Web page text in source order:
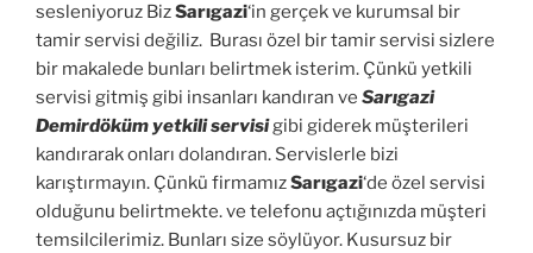
sesleniyoruz BizSarıgazi‘in gerçek ve kurumsal bir
tamir servisi değiliz. Burası özel bir tamir servisi sizlere
bir makalede bunları belirtmek isterim. Çünkü yetkili
servisi gitmiş gibi insanları kandıran ve Sarıgazi
Demirdöküm yetkili servisigibi giderek müşterileri
kandırarak onları dolandıran. Servislerle bizi
karıştırmayın. Çünkü firmamızSarıgazi‘de özel servisi
olduğunu belirtmekte. ve telefonu açtığınızda müşteri
temsilcilerimiz. Bunları size söylüyor. Kusursuz bir